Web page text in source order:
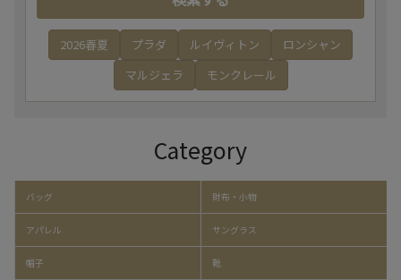
2026春夏 プラダ ルイヴィトン
ロンシャン
マルジェラ
モンクレール
Category
バッグ 財布・小物
アパレル サングラス
帽子 靴